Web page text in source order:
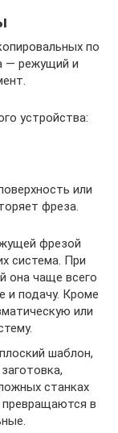
по
— режущий и
устройства:
или
фреза.
фрезой
система. При
она чаще всего
и подачу. Кроме
или
шаблон,
станках
превращаются в